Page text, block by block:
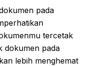
pada
tercetak
dokumen pada
lebih menghemat